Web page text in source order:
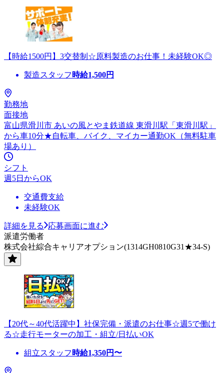
【時給1500円】3交替制☆原料製造のお仕事！未経験OK◎
製造スタッフ 時給1,500円
勤務地
面接地
富山県滑川市 あいの風とやま鉄道線 東滑川駅「東滑川駅」
から車10分★自転車、バイク、マイカー通勤OK（無料駐車
場あり）
シフト
週5日からOK
交通費支給
未経験OK
詳細を見る
応募画面に進む
派遣労働者
株式会社綜合キャリアオプション(1314GH0810G31★34-S)
【20代～40代活躍中】社保完備・派遣のお仕事☆週5で働け
る☆走行モーターの加工・組立/日払いOK
組立スタッフ 時給1,350円〜